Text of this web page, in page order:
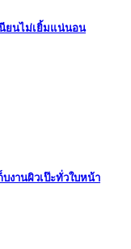
ยนไม่เยิ้มแน่นอน
งานผิวเป๊ะทั่วใบหน้า